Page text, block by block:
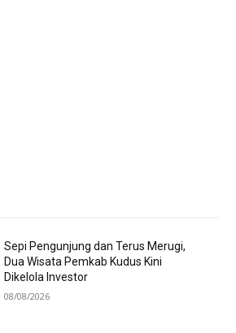
Sepi Pengunjung dan Terus Merugi,
Dua Wisata Pemkab Kudus Kini
Dikelola Investor
08/08/2026